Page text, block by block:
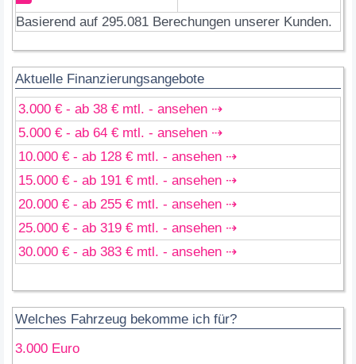
Basierend auf 295.081 Berechungen unserer Kunden.
Aktuelle Finanzierungsangebote
3.000 € - ab 38 € mtl. - ansehen ⇢
5.000 € - ab 64 € mtl. - ansehen ⇢
10.000 € - ab 128 € mtl. - ansehen ⇢
15.000 € - ab 191 € mtl. - ansehen ⇢
20.000 € - ab 255 € mtl. - ansehen ⇢
25.000 € - ab 319 € mtl. - ansehen ⇢
30.000 € - ab 383 € mtl. - ansehen ⇢
Welches Fahrzeug bekomme ich für?
3.000 Euro